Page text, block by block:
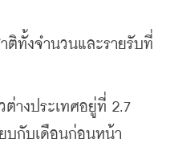
ติทั้งจำนวนและรายรับที่
ประเทศอยู่ที่ 2.7
บกับเดือนก่อนหน้า